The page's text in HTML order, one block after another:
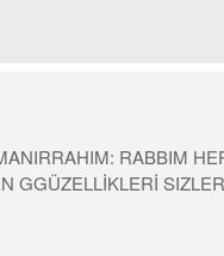
RABBIM
GGÜZELLİKLERİ